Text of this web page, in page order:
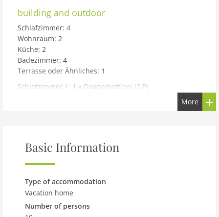
building and outdoor
Schlafzimmer: 4
Wohnraum: 2
Küche: 2
Badezimmer: 4
Terrasse oder Ähnliches: 1
Schlafzimmer 1: 1 x Doppelbett(en) (2 P)
Badezimmer: WC. Warmes und kaltes Wasser, Dusche
Badezimmer: WC. Warmes und kaltes Wasser, Dusche
und Badewanne
Badezimmer: WC. Warmes und kaltes Wasser, Dusche
More
Basic Information
Type of accommodation
Vacation home
Number of persons